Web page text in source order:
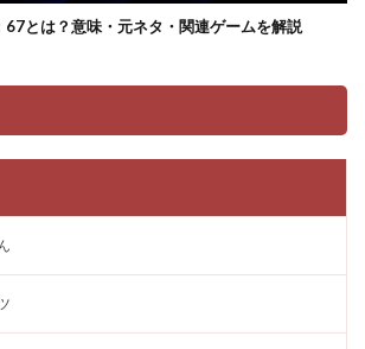
67とは？意味・元ネタ・関連ゲームを解説